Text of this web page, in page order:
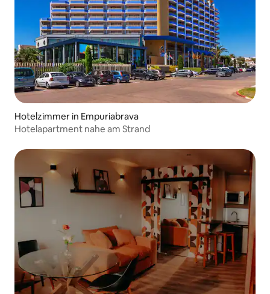
Hotelzimmer in Empuriabrava
Hotelapartment nahe am Strand